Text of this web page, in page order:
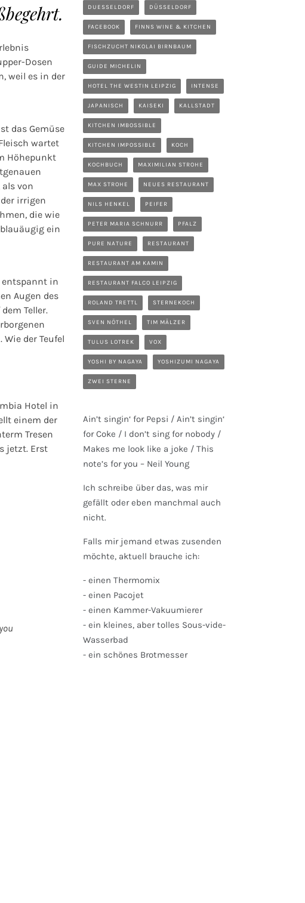
Dosen
weil es in der
das Gemüse
wartet
Höhepunkt
von
irrigen
die wie
ein
entspannt in
Augen des
Teller.
der Teufel
Hotel in
einem der
Tresen
jetzt. Erst
DUESSELDORF DÜSSELDORF
FACEBOOK FINNS WINE & KITCHEN
FISCHZUCHT NIKOLAI BIRNBAUM
GUIDE MICHELIN
HOTEL THE WESTIN LEIPZIG INTENSE
JAPANISCH KAISEKI KALLSTADT
KITCHEN IMBOSSIBLE
KITCHEN IMPOSSIBLE KOCH
KOCHBUCH MAXIMILIAN STROHE
MAX STROHE NEUES RESTAURANT
NILS HENKEL PEIFER
PETER MARIA SCHNURR PFALZ
PURE NATURE RESTAURANT
RESTAURANT AM KAMIN
RESTAURANT FALCO LEIPZIG
ROLAND TRETTL STERNEKOCH
SVEN NÖTHEL TIM MÄLZER
TULUS LOTREK VOX
YOSHI BY NAGAYA YOSHIZUMI NAGAYA
ZWEI STERNE
Ain’t singin‘ for Pepsi / Ain’t singin‘
for Coke / I don’t sing for nobody /
Makes me look like a joke / This
note’s for you – Neil Young
Ich schreibe über das, was mir
gefällt oder eben manchmal auch
nicht.
Falls mir jemand etwas zusenden
möchte, aktuell brauche ich:
- einen Thermomix
- einen Pacojet
- einen Kammer-Vakuumierer
- ein kleines, aber tolles Sous-vide-
Wasserbad
- ein schönes Brotmesser